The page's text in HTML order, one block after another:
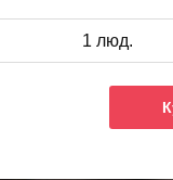
1 люд.